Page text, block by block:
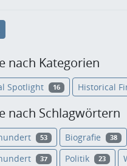
nach Kategorien
Spotlight 16 Historical
nach Schlagwörtern
53 Biografie 38
37 Politik 23